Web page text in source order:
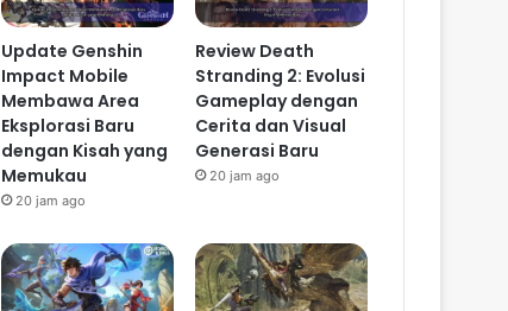
Update Genshin
Impact Mobile
Membawa Area
Eksplorasi Baru
dengan Kisah yang
Memukau
20 jam ago
Review Death
Stranding 2: Evolusi
Gameplay dengan
Cerita dan Visual
Generasi Baru
20 jam ago